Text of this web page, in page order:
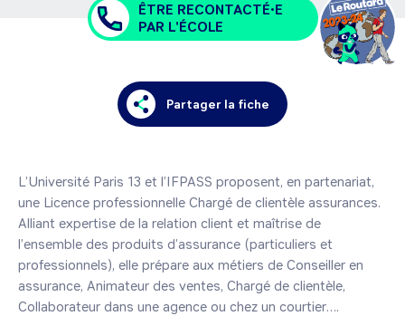
ÊTRE RECONTACTÉ•E
PAR L'ÉCOLE
Partager la fiche
L’Université Paris 13 et l’IFPASS proposent, en partenariat,
une Licence professionnelle Chargé de clientèle assurances.
Alliant expertise de la relation client et maîtrise de
l’ensemble des produits d’assurance (particuliers et
professionnels), elle prépare aux métiers de Conseiller en
assurance, Animateur des ventes, Chargé de clientèle,
Collaborateur dans une agence ou chez un courtier….